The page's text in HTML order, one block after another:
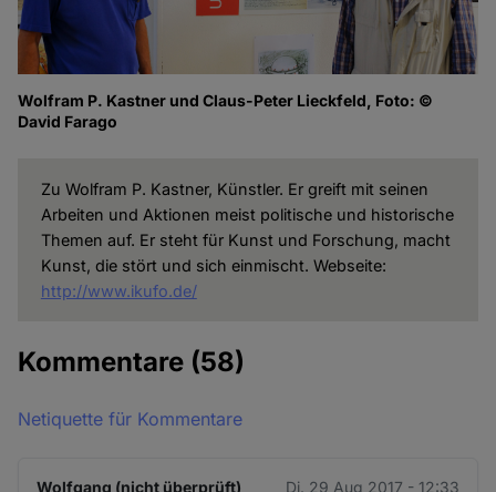
Wolfram P. Kastner und Claus-Peter Lieckfeld, Foto: ©
David Farago
Zu Wolfram P. Kastner, Künstler. Er greift mit seinen
Arbeiten und Aktionen meist politische und historische
Themen auf. Er steht für Kunst und Forschung, macht
Kunst, die stört und sich einmischt. Webseite:
http://www.ikufo.de/
Kommentare (58)
Netiquette für Kommentare
Wolfgang (nicht überprüft) Di. 29 Aug 2017 - 12:33